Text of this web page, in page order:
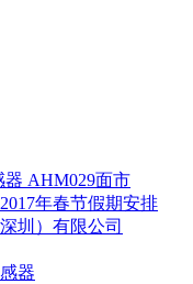
器 AHM029面市
年春节假期安排
圳）有限公司
器